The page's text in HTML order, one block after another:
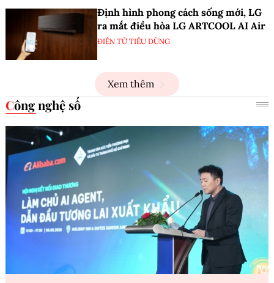
Định hình phong cách sống mới, LG
ra mắt điều hòa LG ARTCOOL AI Air
ĐIỆN TỬ TIÊU DÙNG
Xem thêm
Công nghệ số